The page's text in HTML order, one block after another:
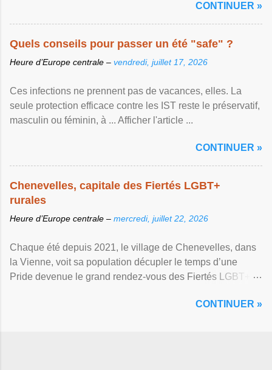
CONTINUER »
Quels conseils pour passer un été "safe" ?
Heure d’Europe centrale – vendredi, juillet 17, 2026
Ces infections ne prennent pas de vacances, elles. La
seule protection efficace contre les IST reste le préservatif,
masculin ou féminin, à ... Afficher l'article ...
CONTINUER »
Chenevelles, capitale des Fiertés LGBT+
rurales
Heure d’Europe centrale – mercredi, juillet 22, 2026
Chaque été depuis 2021, le village de Chenevelles, dans
la Vienne, voit sa population décupler le temps d’une
Pride devenue le grand rendez-vous des Fiertés LGBT+
CONTINUER »